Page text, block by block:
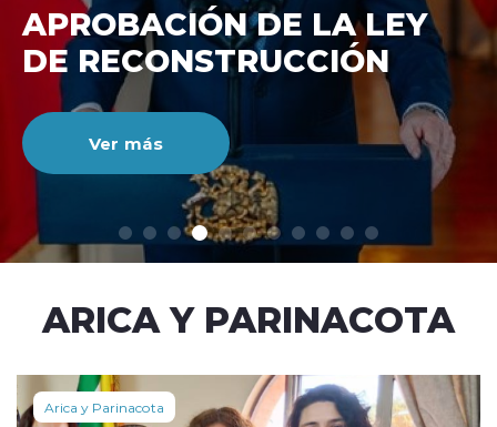
modo claro
DE RECONSTRUCCIÓ
NACIONAL
Ver más
ARICA Y PARINACOTA
Arica y Parinacota